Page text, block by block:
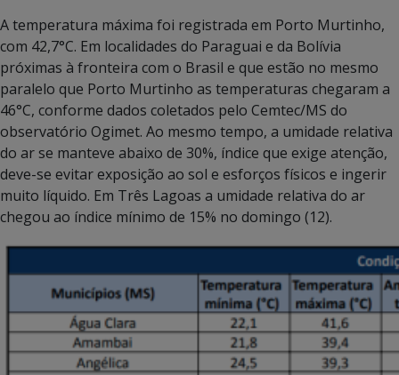
A temperatura máxima foi registrada em Porto Murtinho,
com 42,7°C. Em localidades do Paraguai e da Bolívia
próximas à fronteira com o Brasil e que estão no mesmo
paralelo que Porto Murtinho as temperaturas chegaram a
46°C, conforme dados coletados pelo Cemtec/MS do
observatório Ogimet. Ao mesmo tempo, a umidade relativa
do ar se manteve abaixo de 30%, índice que exige atenção,
deve-se evitar exposição ao sol e esforços físicos e ingerir
muito líquido. Em Três Lagoas a umidade relativa do ar
chegou ao índice mínimo de 15% no domingo (12).